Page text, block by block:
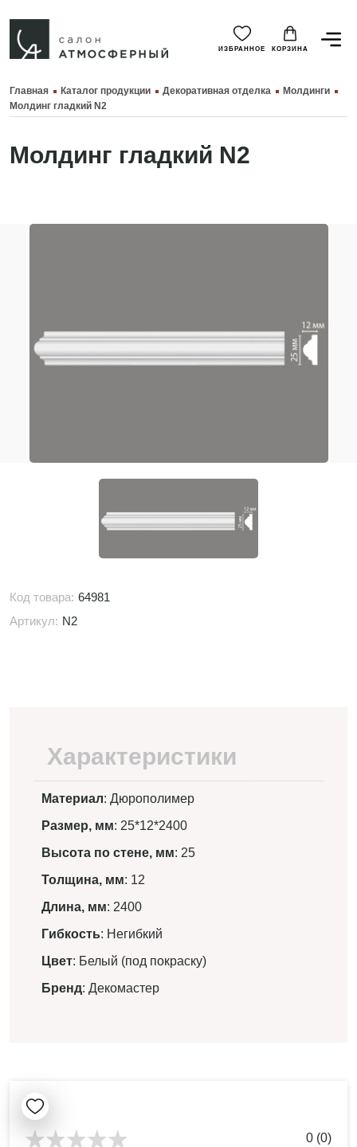
ИЗБРАННОЕ КОРЗИНА
Главная Каталог продукции Декоративная отделка
Молдинги
Молдинг гладкий N2
Молдинг гладкий N2
Код товара: 64981
Артикул: N2
Характеристики
Материал: Дюрополимер
Размер, мм: 25*12*2400
Высота по стене, мм: 25
Толщина, мм: 12
Длина, мм: 2400
Гибкость: Негибкий
Цвет: Белый (под покраску)
Бренд: Декомастер
0 (0)